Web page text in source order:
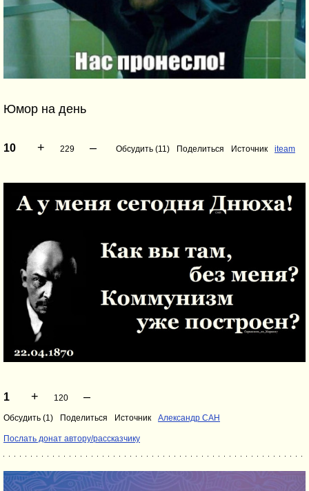
Юмор на день
10 + 229 – Обсудить (11) Поделиться Источник iteam
1 + 120 –
Обсудить (1) Поделиться Источник Александр САН
Послать донат автору/рассказчику